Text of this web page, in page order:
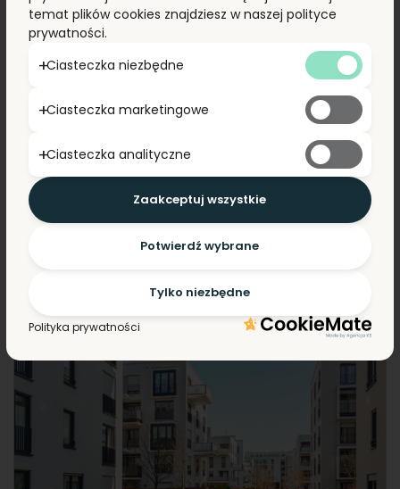
Ilość energii produkowanej rocznie: 40,11 kWh
temat plików cookies znajdziesz w naszej polityce
prywatności.
Ciasteczka niezbędne
Ciasteczka marketingowe
Ciasteczka analityczne
Tylko niezbędne
Potwierdź wybrane
Zaakceptuj wszystkie
Polityka prywatności